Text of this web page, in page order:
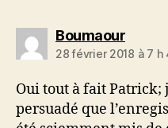
Boumaourdit :
28 février 2018 à 7 h
Oui tout à fait Patrick;
persuadé que